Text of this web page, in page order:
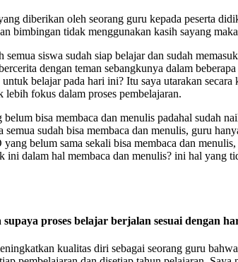
diberikan oleh seorang guru kepada peserta
bimbingan tidak menggunakan kasih sayang
siswa sudah siap belajar dan sudah
dengan teman sebangkunya dalam
belajar pada hari ini? Itu saya utarakan
fokus dalam proses pembelajaran.
bisa membaca dan menulis padahal sudah
sudah bisa membaca dan menulis, guru
belum sama sekali bisa membaca dan
ini dalam hal membaca dan menulis? ini hal
proses belajar berjalan sesuai dengan
kualitas diri sebagai seorang guru